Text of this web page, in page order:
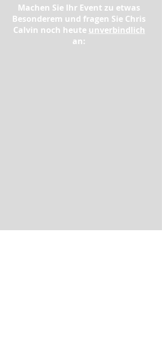
Machen Sie Ihr Event zu etwas
Besonderem und fragen Sie Chris
Calvin noch heute unverbindlich
an: